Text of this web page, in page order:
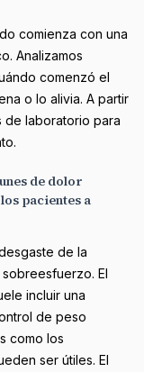
comienza con una
Analizamos
comenzó el
o lo alivia. A partir
de laboratorio para
de dolor
pacientes a
de la
El
incluir una
de peso
como los
ser útiles. El